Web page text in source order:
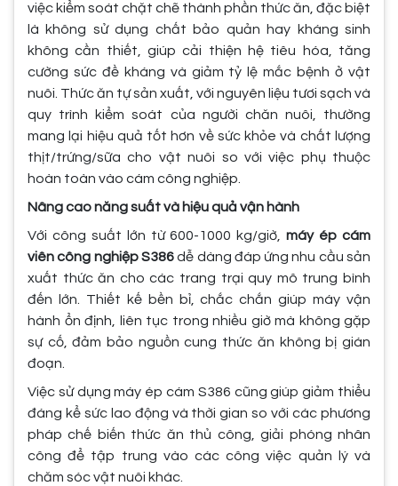
việc kiểm soát chặt chẽ thành phần thức ăn, đặc biệt
là không sử dụng chất bảo quản hay kháng sinh
không cần thiết, giúp cải thiện hệ tiêu hóa, tăng
cường sức đề kháng và giảm tỷ lệ mắc bệnh ở vật
nuôi. Thức ăn tự sản xuất, với nguyên liệu tươi sạch và
quy trình kiểm soát của người chăn nuôi, thường
mang lại hiệu quả tốt hơn về sức khỏe và chất lượng
thịt/trứng/sữa cho vật nuôi so với việc phụ thuộc
hoàn toàn vào cám công nghiệp.
Nâng cao năng suất và hiệu quả vận hành
Với công suất lớn từ 600-1000 kg/giờ,máy ép cám
viên công nghiệp S386dễ dàng đáp ứng nhu cầu sản
xuất thức ăn cho các trang trại quy mô trung bình
đến lớn. Thiết kế bền bỉ, chắc chắn giúp máy vận
hành ổn định, liên tục trong nhiều giờ mà không gặp
sự cố, đảm bảo nguồn cung thức ăn không bị gián
đoạn.
Việc sử dụng máy ép cám S386 cũng giúp giảm thiểu
đáng kể sức lao động và thời gian so với các phương
pháp chế biến thức ăn thủ công, giải phóng nhân
công để tập trung vào các công việc quản lý và
chăm sóc vật nuôi khác.